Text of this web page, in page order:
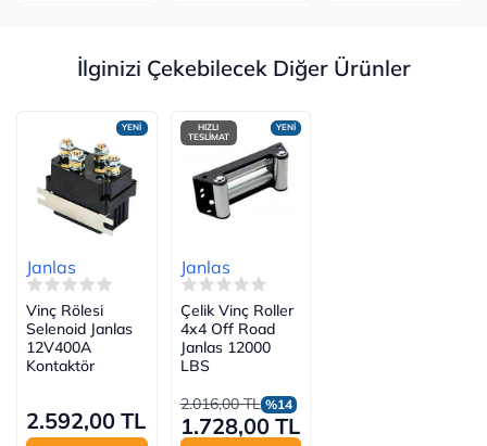
İlginizi Çekebilecek Diğer Ürünler
YENİ
Janlas
Vinç Rölesi
Selenoid Janlas
12V400A
Kontaktör
2.592,00 TL
YENİ
HIZLI
TESLİMAT
Janlas
Çelik Vinç Roller
4x4 Off Road
Janlas 12000
LBS
2.016,00 TL %14
1.728,00 TL